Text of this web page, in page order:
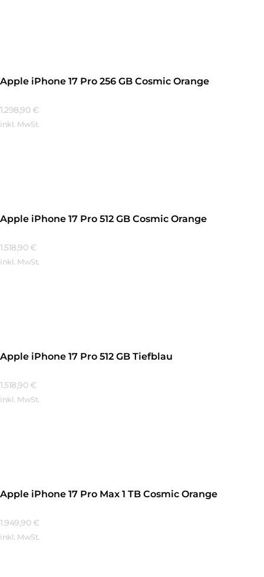
Apple iPhone 17 Pro 256 GB Cosmic Orange
1.298,90 €
inkl. MwSt.
Apple iPhone 17 Pro 512 GB Cosmic Orange
1.518,90 €
inkl. MwSt.
Apple iPhone 17 Pro 512 GB Tiefblau
1.518,90 €
inkl. MwSt.
Apple iPhone 17 Pro Max 1 TB Cosmic Orange
1.949,90 €
inkl. MwSt.